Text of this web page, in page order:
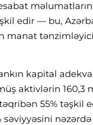
edir — bu,
manat
kapital
aktivlərin
55% təşkil
səviyyəsini